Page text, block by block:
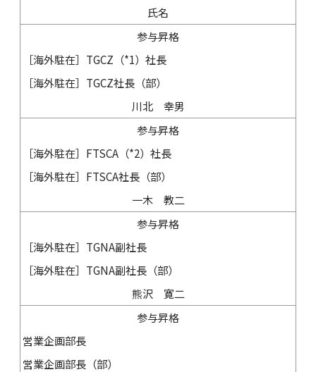
氏名
参与昇格
［海外駐在］TGCZ（*1）社長
［海外駐在］TGCZ社長（部）
川北 幸男
参与昇格
［海外駐在］FTSCA（*2）社長
［海外駐在］FTSCA社長（部）
一木 教二
参与昇格
［海外駐在］TGNA副社長
［海外駐在］TGNA副社長（部）
熊沢 寛二
参与昇格
営業企画部長
営業企画部長（部）